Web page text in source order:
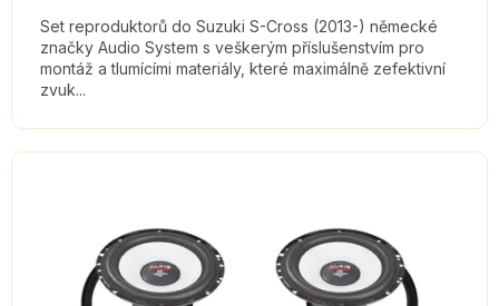
Set reproduktorů do Suzuki S-Cross (2013-) německé
značky Audio System s veškerým příslušenstvím pro
montáž a tlumícími materiály, které maximálně zefektivní
zvuk...